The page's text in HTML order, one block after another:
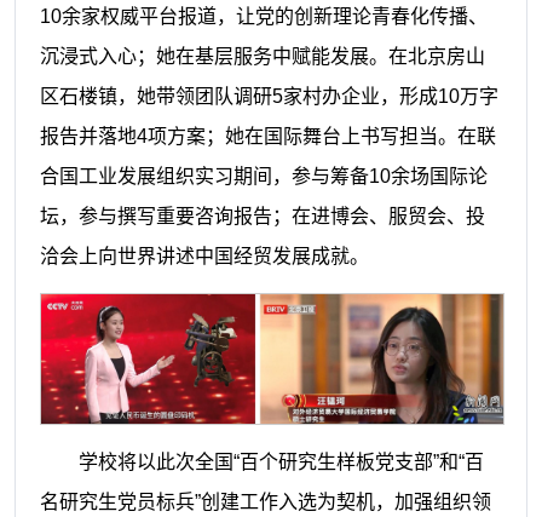
10余家权威平台报道，让党的创新理论青春化传播、
沉浸式入心；她在基层服务中赋能发展。在北京房山
区石楼镇，她带领团队调研5家村办企业，形成10万字
报告并落地4项方案；她在国际舞台上书写担当。在联
合国工业发展组织实习期间，参与筹备10余场国际论
坛，参与撰写重要咨询报告；在进博会、服贸会、投
洽会上向世界讲述中国经贸发展成就。
学校将以此次全国“百个研究生样板党支部”和“百
名研究生党员标兵”创建工作入选为契机，加强组织领